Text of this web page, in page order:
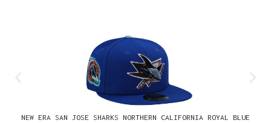
NEW ERA SAN JOSE SHARKS NORTHERN CALIFORNIA ROYAL BLUE